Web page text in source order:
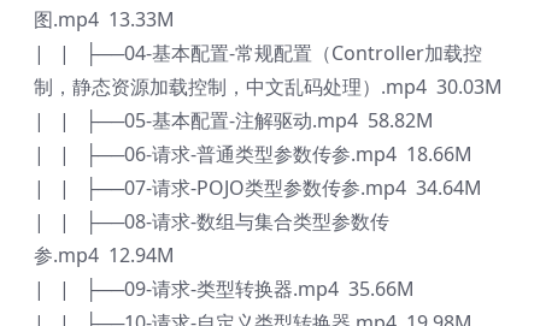
图.mp4 13.33M
| | ├──04-基本配置-常规配置（Controller加载控
制，静态资源加载控制，中文乱码处理）.mp4 30.03M
| | ├──05-基本配置-注解驱动.mp4 58.82M
| | ├──06-请求-普通类型参数传参.mp4 18.66M
| | ├──07-请求-POJO类型参数传参.mp4 34.64M
| | ├──08-请求-数组与集合类型参数传
参.mp4 12.94M
| | ├──09-请求-类型转换器.mp4 35.66M